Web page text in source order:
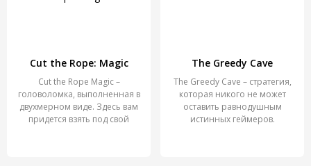
Cut the Rope: Magic
Cut the Rope Magic –
головоломка, выполненная в
двухмерном виде. Здесь вам
придется взять под свой
The Greedy Cave
The Greedy Cave – стратегия,
которая никого не может
оставить равнодушным
истинных геймеров.